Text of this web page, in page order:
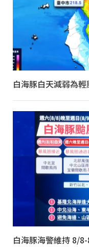
白海豚白天減弱為
白海豚海警維持 8/